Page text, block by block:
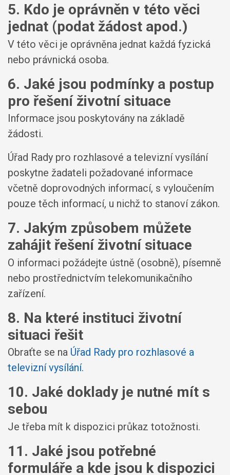
5. Kdo je oprávněn v této věci
jednat (podat žádost apod.)
V této věci je oprávněna jednat každá fyzická
nebo právnická osoba.
6. Jaké jsou podmínky a postup
pro řešení životní situace
Informace jsou poskytovány na základě
žádosti.
Úřad Rady pro rozhlasové a televizní vysílání
poskytne žadateli požadované informace
včetně doprovodných informací, s vyloučením
pouze těch informací, u nichž to stanoví zákon.
7. Jakým způsobem můžete
zahájit řešení životní situace
O informaci požádejte ústně (osobně), písemně
nebo prostřednictvím telekomunikačního
zařízení.
8. Na které instituci životní
situaci řešit
Obraťte se na Úřad Rady pro rozhlasové a
televizní vysílání.
10. Jaké doklady je nutné mít s
sebou
Je třeba mít k dispozici průkaz totožnosti.
11. Jaké jsou potřebné
formuláře a kde jsou k dispozici